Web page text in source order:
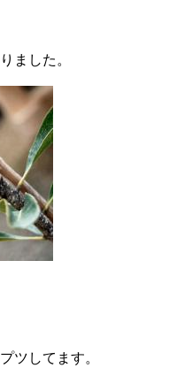
ました。
ツしてます。